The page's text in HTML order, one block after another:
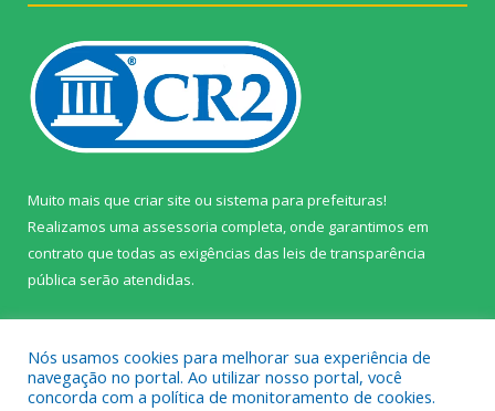
Muito mais que criar site ou sistema para prefeituras!
Realizamos uma assessoria completa, onde garantimos em
contrato que todas as exigências das leis de transparência
pública serão atendidas.
Nós usamos cookies para melhorar sua experiência de
navegação no portal. Ao utilizar nosso portal, você
concorda com a política de monitoramento de cookies.